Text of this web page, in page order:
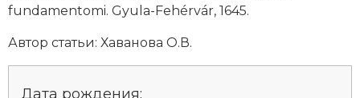
Общественные объединения и организации
fundamentomi. Gyula-Fehérvár, 1645.
Автор статьи: Хаванова О.В.
Дата рождения: